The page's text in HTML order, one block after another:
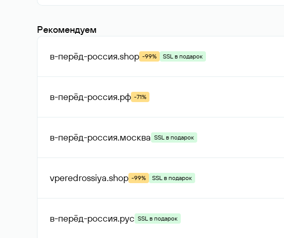
Рекомендуем
в-перёд-россия.shop -99% SSL в подарок
в-перёд-россия.рф -71%
в-перёд-россия.москва SSL в подарок
vperedrossiya.shop -99% SSL в подарок
в-перёд-россия.рус SSL в подарок